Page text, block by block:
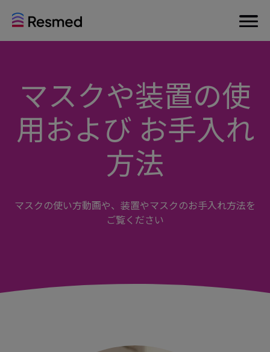
マスクや装置の使
用および お手入れ
方法
マスクの使い方動画や、装置やマスクのお手入れ方法を
ご覧ください